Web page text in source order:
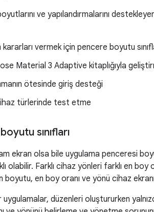
ve yapılandırmalarını
kararları vermek için pencere boyutu
Material 3 Adaptive kitaplığıyla
ötesinde giriş desteği
türlerinde test etme
sınıfları
ekran olsa bile uygulama penceresi
olabilir. Farklı cihaz yönleri farklı en
boyutu, en boy oranı ve yönü cihaz
uygulamalar, düzenleri oluştururken